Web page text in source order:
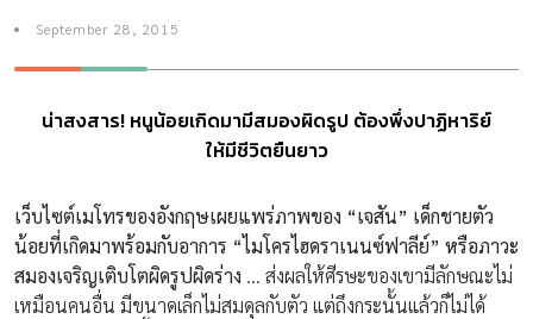
September 28, 2015
น่าสงสาร! หนูน้อยเกิดมามีสมองผิดรูป ต้องพึ่งปาฏิหาริย์
ให้มีชีวิตยืนยาว
เว็บไซต์เมโทรของอังกฤษเผยแพร่ภาพของ “เจสัน” เด็กชายตัว
น้อยที่เกิดมาพร้อมกับอาการ “ไมโครไฮดราเนนซ์ฟาลีย์” หรือภาวะ
สมองเจริญเติบโตผิดรูปผิดร่าง … ส่งผลให้ศีรษะของเขามีลักษณะไม่
เหมือนคนอื่น มีขนาดเล็กไม่สมดุลกับตัว แต่ถึงกระนั้นแล้วก็ไม่ได้